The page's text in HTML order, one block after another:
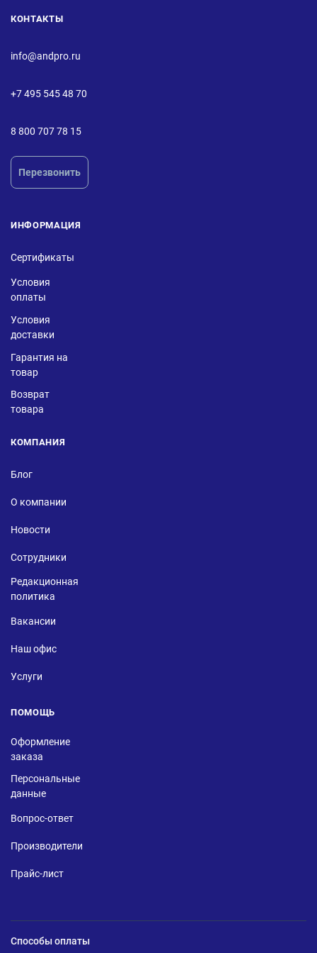
КОНТАКТЫ
info@andpro.ru
+7 495 545 48 70
8 800 707 78 15
Перезвонить
ИНФОРМАЦИЯ
Сертификаты
Условия
оплаты
Условия
доставки
Гарантия на
товар
Возврат
товара
КОМПАНИЯ
Блог
О компании
Новости
Сотрудники
Редакционная
политика
Вакансии
Наш офис
Услуги
ПОМОЩЬ
Оформление
заказа
Персональные
данные
Вопрос-ответ
Производители
Прайс-лист
Способы оплаты